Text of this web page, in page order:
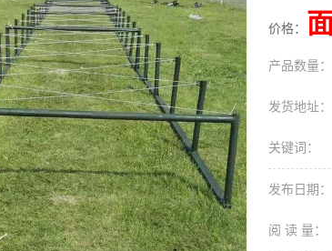
价格：
产品数量：
发货地址：
关键词：
发布日期：
阅 读 量：